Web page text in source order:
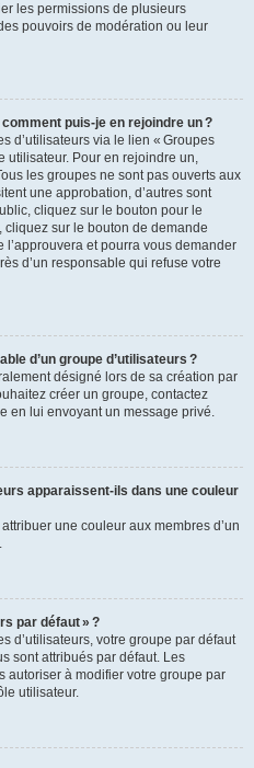
les permissions de plusieurs
pouvoirs de modération ou leur
puis-je en rejoindre un ?
d’utilisateurs via le lien « Groupes
utilisateur. Pour en rejoindre un,
les groupes ne sont pas ouverts aux
une approbation, d’autres sont
cliquez sur le bouton pour le
cliquez sur le bouton de demande
et pourra vous demander
d’un responsable qui refuse votre
d’un groupe d’utilisateurs ?
désigné lors de sa création par
créer un groupe, contactez
en lui envoyant un message privé.
apparaissent-ils dans une couleur
une couleur aux membres d’un
par défaut » ?
d’utilisateurs, votre groupe par défaut
sont attribués par défaut. Les
autoriser à modifier votre groupe par
utilisateur.